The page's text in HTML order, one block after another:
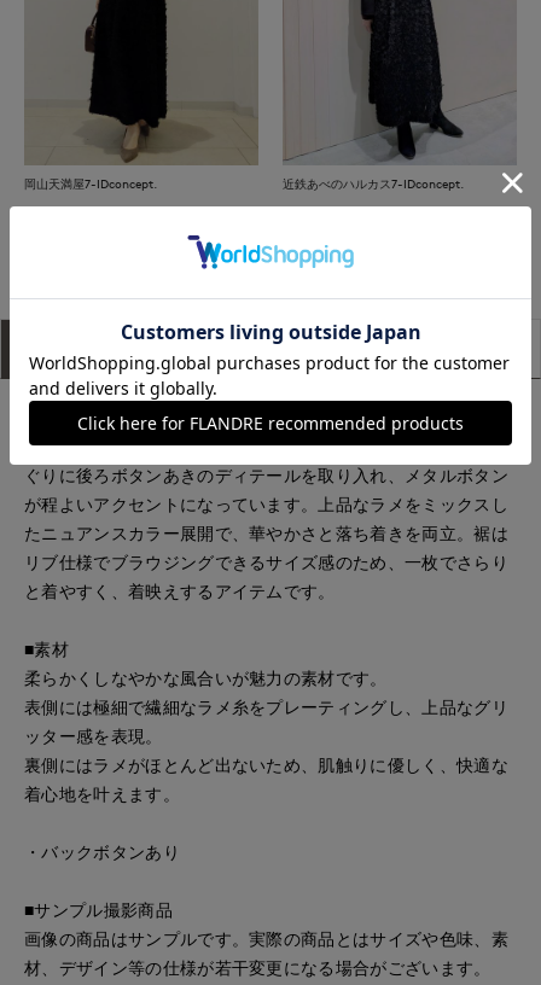
岡山天満屋7-IDconcept. 近鉄あべのハルカス7-IDconcept.
もっと見る
サイズ詳細
■デザイン
甘すぎないパフスリーブが印象的なプルオーバー。詰まった襟
ぐりに後ろボタンあきのディテールを取り入れ、メタルボタン
が程よいアクセントになっています。上品なラメをミックスし
たニュアンスカラー展開で、華やかさと落ち着きを両立。裾は
リブ仕様でブラウジングできるサイズ感のため、一枚でさらり
と着やすく、着映えするアイテムです。
■素材
柔らかくしなやかな風合いが魅力の素材です。
表側には極細で繊細なラメ糸をプレーティングし、上品なグリ
ッター感を表現。
裏側にはラメがほとんど出ないため、肌触りに優しく、快適な
着心地を叶えます。
・バックボタンあり
■サンプル撮影商品
画像の商品はサンプルです。実際の商品とはサイズや色味、素
材、デザイン等の仕様が若干変更になる場合がございます。